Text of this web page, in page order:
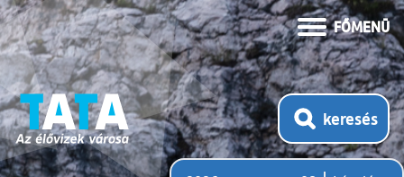
FŐMENÜ
keresés